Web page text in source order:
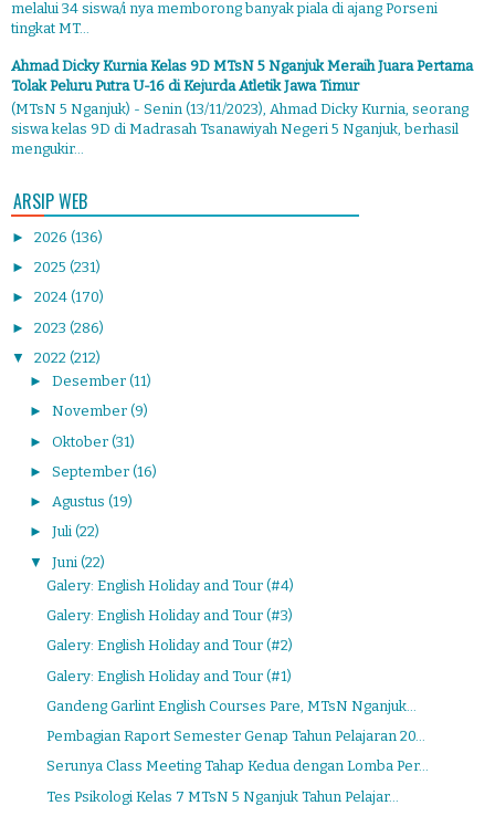
melalui 34 siswa/i nya memborong banyak piala di ajang Porseni
tingkat MT...
Ahmad Dicky Kurnia Kelas 9D MTsN 5 Nganjuk Meraih Juara Pertama
Tolak Peluru Putra U-16 di Kejurda Atletik Jawa Timur
(MTsN 5 Nganjuk) - Senin (13/11/2023), Ahmad Dicky Kurnia, seorang
siswa kelas 9D di Madrasah Tsanawiyah Negeri 5 Nganjuk, berhasil
mengukir...
ARSIP WEB
► 2026 (136)
► 2025 (231)
► 2024 (170)
► 2023 (286)
▼ 2022 (212)
► Desember (11)
► November (9)
► Oktober (31)
► September (16)
► Agustus (19)
► Juli (22)
▼ Juni (22)
Galery: English Holiday and Tour (#4)
Galery: English Holiday and Tour (#3)
Galery: English Holiday and Tour (#2)
Galery: English Holiday and Tour (#1)
Gandeng Garlint English Courses Pare, MTsN Nganjuk...
Pembagian Raport Semester Genap Tahun Pelajaran 20...
Serunya Class Meeting Tahap Kedua dengan Lomba Per...
Tes Psikologi Kelas 7 MTsN 5 Nganjuk Tahun Pelajar...